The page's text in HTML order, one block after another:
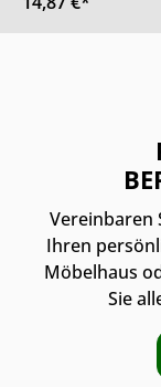
Vereinbaren
Ihren
Möbelhaus
Sie